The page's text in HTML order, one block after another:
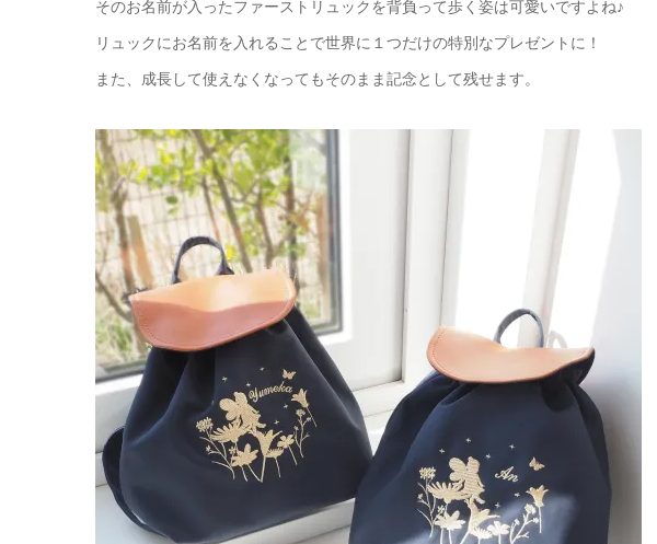
そのお名前が入ったファーストリュックを背負って歩く姿は可愛いですよね♪
リュックにお名前を入れることで世界に１つだけの特別なプレゼントに！
また、成長して使えなくなってもそのまま記念として残せます。